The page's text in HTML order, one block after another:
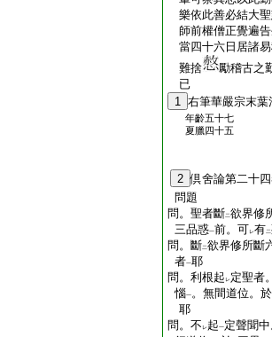
樂依此善必結大
師前權僧正覺遍
當四十六日居諸
難捨
勵稽古之
已
1 右筆華嚴宗末
年齡五十七
夏臘四十五
2 倶舍論第二十
問題
問。聖者斷二欲界修
三品惑一前。可レ有二
問。斷二欲界修所斷
者一耶
問。利根起 レ定聖者
惱一。無間道位。於
耶
問。不 レ起一定聲聞